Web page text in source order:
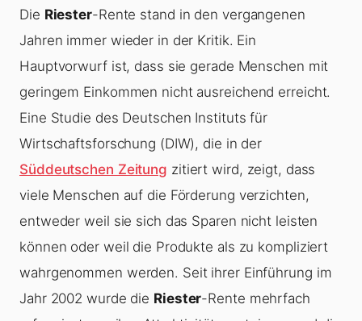
Die Riester-Rente stand in den vergangenen
Jahren immer wieder in der Kritik. Ein
Hauptvorwurf ist, dass sie gerade Menschen mit
geringem Einkommen nicht ausreichend erreicht.
Eine Studie des Deutschen Instituts für
Wirtschaftsforschung (DIW), die in der
Süddeutschen Zeitung zitiert wird, zeigt, dass
viele Menschen auf die Förderung verzichten,
entweder weil sie sich das Sparen nicht leisten
können oder weil die Produkte als zu kompliziert
wahrgenommen werden. Seit ihrer Einführung im
Jahr 2002 wurde die Riester-Rente mehrfach